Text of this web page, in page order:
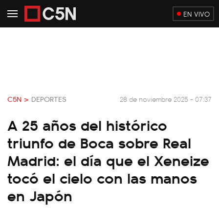
EN VIVO
C5N > DEPORTES 28 de noviembre 2025 - 07:37
A 25 años del histórico
triunfo de Boca sobre Real
Madrid: el día que el Xeneize
tocó el cielo con las manos
en Japón